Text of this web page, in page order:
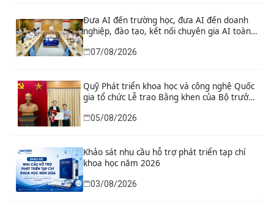
Đưa AI đến trường học, đưa AI đến doanh
nghiệp, đào tạo, kết nối chuyên gia AI toàn
cầu
07/08/2026
Quỹ Phát triển khoa học và công nghệ Quốc
gia tổ chức Lễ trao Bằng khen của Bộ trưởng
nhân có thành tích xuất sắc
05/08/2026
Khảo sát nhu cầu hỗ trợ phát triển tạp chí
khoa học năm 2026
03/08/2026